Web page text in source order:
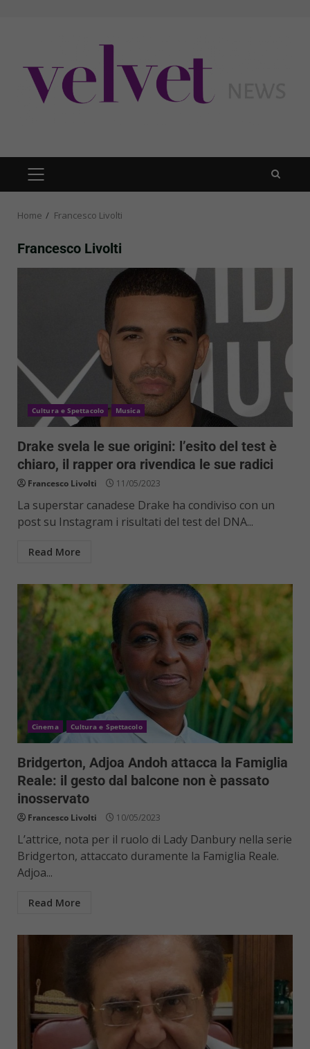
PRIMARY
MENU
Home Francesco Livolti
Francesco Livolti
Cultura e Spettacolo Musica
Drake svela le sue origini: l’esito del test è
chiaro, il rapper ora rivendica le sue radici
Francesco Livolti 11/05/2023
La superstar canadese Drake ha condiviso con un
post su Instagram i risultati del test del DNA...
Read More
Cinema Cultura e Spettacolo
Bridgerton, Adjoa Andoh attacca la Famiglia
Reale: il gesto dal balcone non è passato
inosservato
Francesco Livolti 10/05/2023
L’attrice, nota per il ruolo di Lady Danbury nella serie
Bridgerton, attaccato duramente la Famiglia Reale.
Adjoa...
Read More